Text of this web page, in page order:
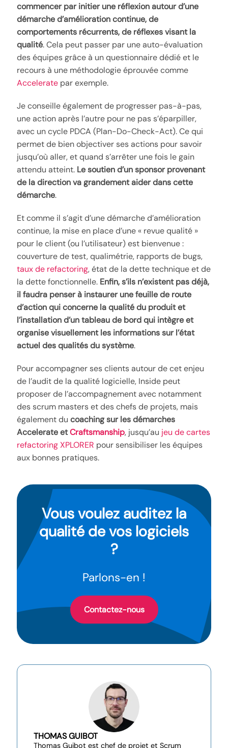
commencer par initier une réflexion autour d’une
démarche d’amélioration continue, de
comportements récurrents, de réflexes visant la
qualité. Cela peut passer par une auto-évaluation
des équipes grâce à un questionnaire dédié et le
recours à une méthodologie éprouvée comme
Accelerate par exemple.
Je conseille également de progresser pas-à-pas,
une action après l’autre pour ne pas s’éparpiller,
avec un cycle PDCA (Plan-Do-Check-Act). Ce qui
permet de bien objectiver ses actions pour savoir
jusqu’où aller, et quand s’arrêter une fois le gain
attendu atteint. Le soutien d’un sponsor provenant
de la direction va grandement aider dans cette
démarche.
Et comme il s’agit d’une démarche d’amélioration
continue, la mise en place d’une « revue qualité »
pour le client (ou l’utilisateur) est bienvenue :
couverture de test, qualimétrie, rapports de bugs,
taux de refactoring, état de la dette technique et de
la dette fonctionnelle. Enfin, s’ils n’existent pas déjà,
il faudra penser à instaurer une feuille de route
d’action qui concerne la qualité du produit et
l’installation d’un tableau de bord qui intègre et
organise visuellement les informations sur l’état
actuel des qualités du système.
Pour accompagner ses clients autour de cet enjeu
de l’audit de la qualité logicielle, Inside peut
proposer de l’accompagnement avec notamment
des scrum masters et des chefs de projets, mais
également du coaching sur les démarches
Accelerate etCraftsmanship, jusqu’au jeu de cartes
refactoring XPLORER pour sensibiliser les équipes
aux bonnes pratiques.
Vous voulez auditez la
qualité de vos logiciels
?
Parlons-en !
Contactez-nous
THOMAS GUIBOT
Thomas Guibot est chef de projet et Scrum